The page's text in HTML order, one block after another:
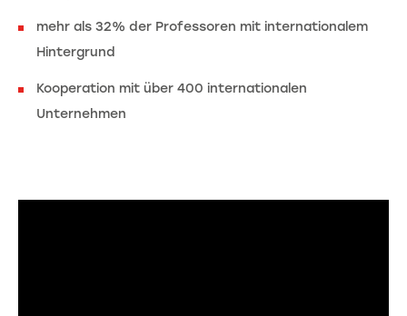
mehr als 32% der Professoren mit internationalem
Hintergrund
Kooperation mit über 400 internationalen
Unternehmen